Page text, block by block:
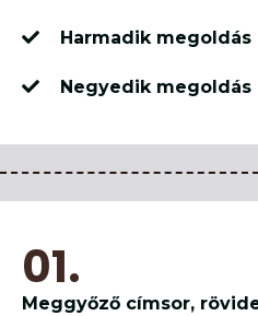
Harmadik megoldás
Negyedik megoldás
01.
Meggyőző címsor,